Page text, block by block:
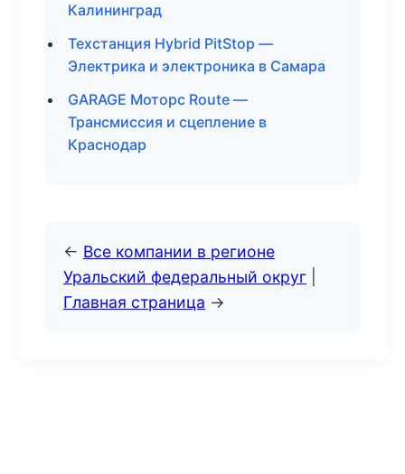
Калининград
Техстанция Hybrid PitStop —
Электрика и электроника в Самара
GARAGE Моторс Route —
Трансмиссия и сцепление в
Краснодар
← Все компании в регионе
Уральский федеральный округ
Главная страница →